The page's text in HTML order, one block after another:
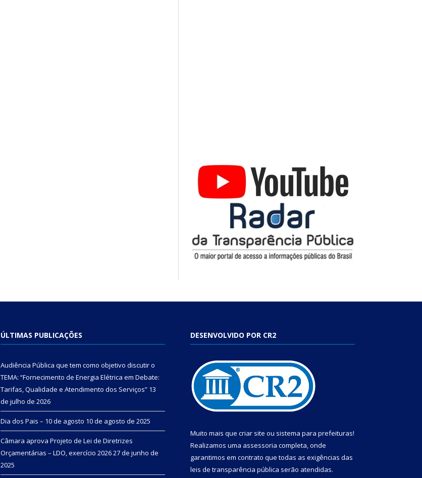
ÚLTIMAS PUBLICAÇÕES
Audiência Pública que tem como objetivo discutir o
TEMA: “Fornecimento de Energia Elétrica em Debate:
Tarifas, Qualidade e Atendimento dos Serviços” 13
de julho de 2026
Dia dos Pais – 10 de agosto 10 de agosto de 2025
Câmara aprova Projeto de Lei de Diretrizes
Orçamentárias – LDO, exercício 202627 de junho de
2025
DESENVOLVIDO POR CR2
Muito mais que criar site ou sistema para prefeituras!
Realizamos uma assessoria completa, onde
garantimos em contrato que todas as exigências das
leis de transparência pública serão atendidas.